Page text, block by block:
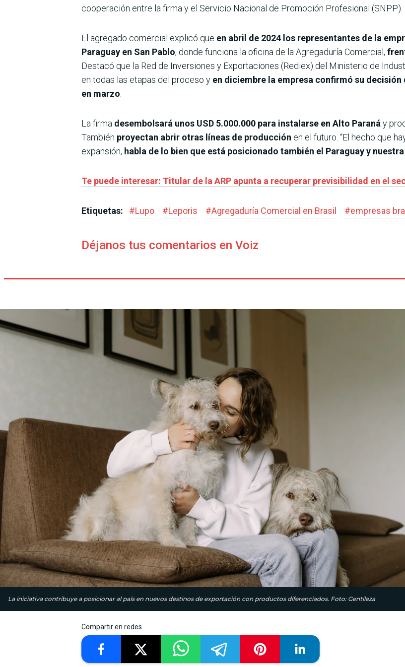
cooperación entre la firma y el Servicio Nacional de Promoción Profesional (SNPP).
El agregado comercial explicó que en abril de 2024 los representantes de la
Paraguay en San Pablo, donde funciona la oficina de la Agregaduría Comercial,
Destacó que la Red de Inversiones y Exportaciones (Rediex) del Ministerio de
en todas las etapas del proceso y en diciembre la empresa confirmó su
en marzo
La firma desembolsará unos USD 5.000.000 para instalarse en Alto Paraná y
También proyectan abrir otras líneas de producción en el futuro. “El hecho que
expansión, habla de lo bien que está posicionado también el Paraguay y
Te puede interesar: Titular de la ARP apunta a recuperar previsibilidad en el
Etiquetas: #Lupo #Leporis #Agregaduría Comercial en Brasil #empresas
Déjanos tus comentarios en Voiz
La iniciativa contribuye a posicionar al país en nuevos destinos de exportación con productos diferenciados. Foto: Gentileza
Compartir en redes